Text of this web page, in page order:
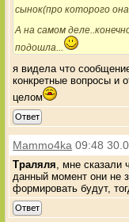
сынок(про которого
А на самом
подошла...
я видела что
конкретные вопросы и
целом
Ответ
Mammo4ka 09:48
Траляля , мне сказали
данный момент они не
формировать будут,
Ответ